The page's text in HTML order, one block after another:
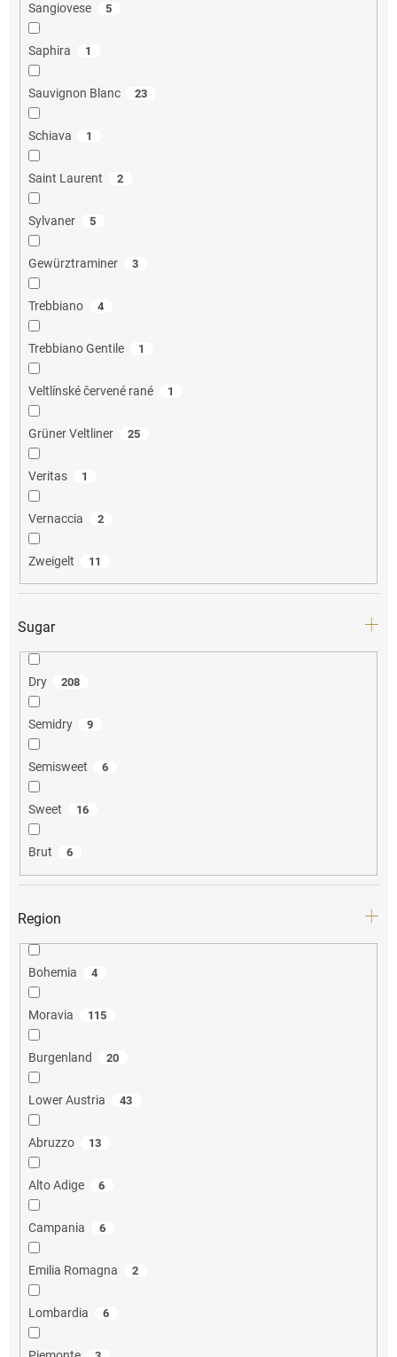
Sangiovese 5
Saphira 1
Sauvignon Blanc 23
Schiava 1
Saint Laurent 2
Sylvaner 5
Gewürztraminer 3
Trebbiano 4
Trebbiano Gentile 1
Veltlínské červené rané 1
Grüner Veltliner 25
Veritas 1
Vernaccia 2
Zweigelt 11
Sugar
Dry 208
Semidry 9
Semisweet 6
Sweet 16
Brut 6
Region
Bohemia 4
Moravia 115
Burgenland 20
Lower Austria 43
Abruzzo 13
Alto Adige 6
Campania 6
Emilia Romagna 2
Lombardia 6